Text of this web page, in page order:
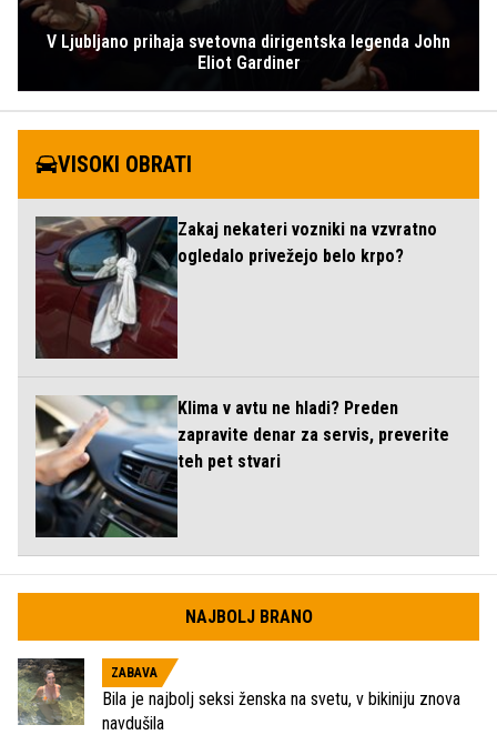
V Ljubljano prihaja svetovna dirigentska legenda John
Eliot Gardiner
VISOKI OBRATI
Zakaj nekateri vozniki na vzvratno
ogledalo privežejo belo krpo?
Klima v avtu ne hladi? Preden
zapravite denar za servis, preverite
teh pet stvari
NAJBOLJ BRANO
ZABAVA
Bila je najbolj seksi ženska na svetu, v bikiniju znova
navdušila